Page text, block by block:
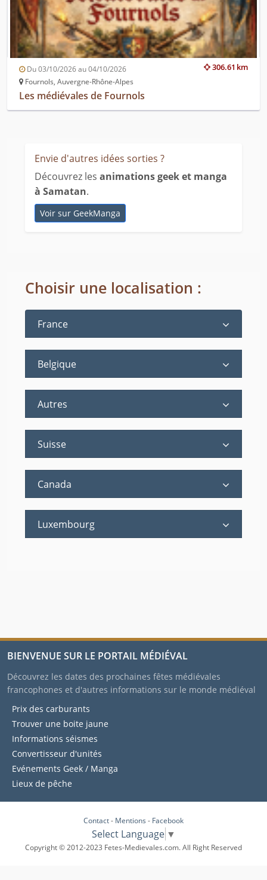
306.61 km
Du 03/10/2026 au 04/10/2026
Fournols, Auvergne-Rhône-Alpes
Les médiévales de Fournols
Envie d'autres idées sorties ?
Découvrez les animations geek et manga
à Samatan.
Voir sur GeekManga
Choisir une localisation :
France
Belgique
Autres
Suisse
Canada
Luxembourg
BIENVENUE SUR LE PORTAIL MÉDIÉVAL
Découvrez les dates des prochaines fêtes médiévales
francophones et d'autres informations sur le monde médiéval
Prix des carburants
Trouver une boite jaune
Informations séismes
Convertisseur d'unités
Evénements Geek / Manga
Lieux de pêche
Contact- Mentions - Facebook
Select Language ▼
Copyright © 2012-2023 Fetes-Medievales.com. All Right Reserved